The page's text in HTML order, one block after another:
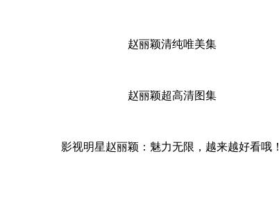
赵丽颖清纯唯美集
赵丽颖超高清图集
影视明星赵丽颖：魅力无限，越来越好看哦！